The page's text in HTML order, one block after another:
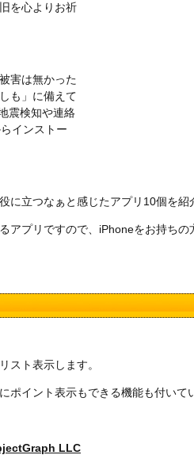
を心よりお祈
害は無かった
も」に備えて
震検知や連絡
インストー
に立つなぁと感じたアプリ10個を
アプリですので、iPhoneをお持ち
スト表示します。
ポイント表示もできる機能も付いて
LLC